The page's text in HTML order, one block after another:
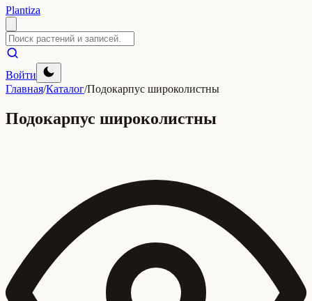
Plantiza
Войти
Главная/Каталог/Подокарпус широколистны
Подокарпус широколистны